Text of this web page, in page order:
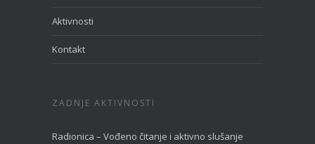
Aktivnosti
Kontakt
ZADNJE AKTIVNOSTI
Radionica – Vođeno čitanje i aktivno slušanje